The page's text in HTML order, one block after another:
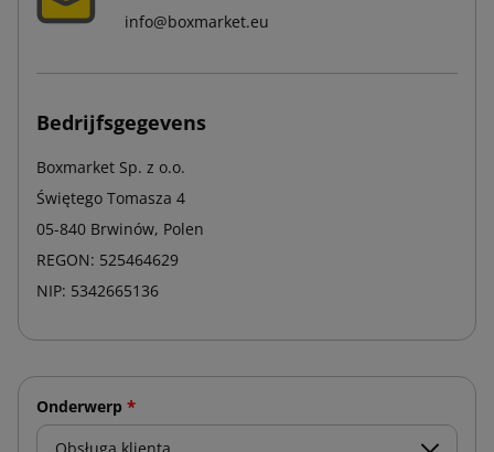
info@boxmarket.eu
Bedrijfsgegevens
Boxmarket Sp. z o.o.
Świętego Tomasza 4
05-840 Brwinów, Polen
REGON: 525464629
NIP: 5342665136
Onderwerp *